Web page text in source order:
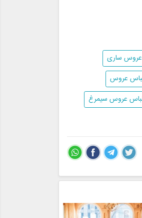
عروس ساری
عروس
عروس سیمرغ